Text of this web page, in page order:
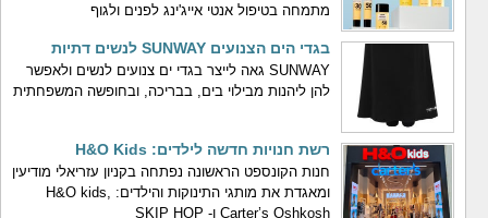
מתמחה בטיפול אנטי אייג'ינג לפנים ולגוף
בגדי הים הצנועים SUNWAY לנשים דתיות
SUNWAY גאה לייצר בגדי ים צנועים לנשים ולאפשר
להן ליהנות מבילוי בים, בבריכה, ובחופשה המשפחתית
רשת חנויות חדשה לילדים: H&O Kids
חנות הקונספט הראשונה נפתחה בקניון עזריאלי מודיעין
ומאגדת את מותגי התינוקות והילדים: H&O kids,
Carter’s Oshkosh ו- SKIP HOP